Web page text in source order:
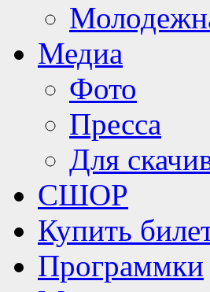
Медиа
Фото
Пресса
Для
СШОР
Купить
Программки